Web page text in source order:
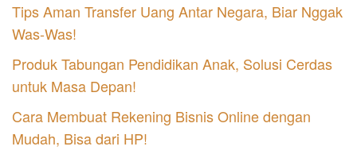
Tips Aman Transfer Uang Antar Negara, Biar Nggak
Was-Was!
Produk Tabungan Pendidikan Anak, Solusi Cerdas
untuk Masa Depan!
Cara Membuat Rekening Bisnis Online dengan
Mudah, Bisa dari HP!